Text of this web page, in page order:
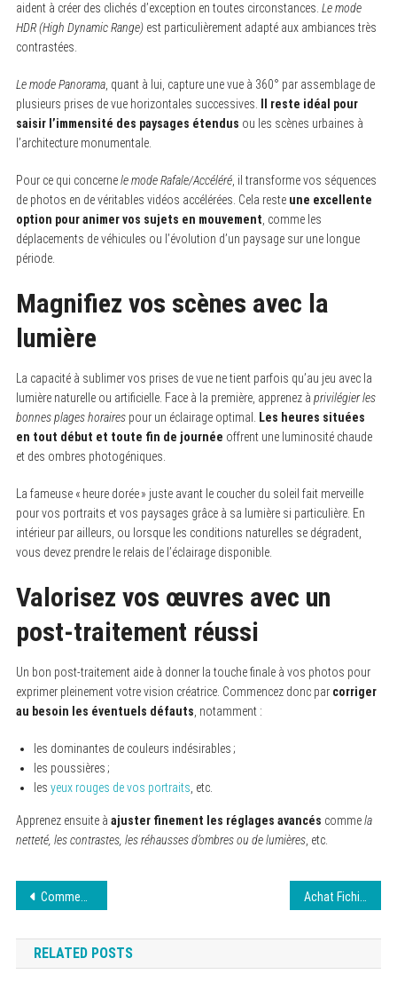
aident à créer des clichés d’exception en toutes circonstances. Le mode
HDR (High Dynamic Range)est particulièrement adapté aux ambiances très
contrastées.
Le mode Panorama, quant à lui, capture une vue à 360° par assemblage de
plusieurs prises de vue horizontales successives.
Il reste idéal pour
saisir l’immensité des paysages étendus ou les scènes urbaines à
l’architecture monumentale.
Pour ce qui concernele mode Rafale/Accéléré, il transforme vos séquences
de photos en de véritables vidéos accélérées. Cela reste une excellente
option pour animer vos sujets en mouvement , comme les
déplacements de véhicules ou l’évolution d’un paysage sur une longue
période.
Magnifiez vos scènes avec la
lumière
La capacité à sublimer vos prises de vue ne tient parfois qu’au jeu avec la
lumière naturelle ou artificielle. Face à la première, apprenez à privilégier les
bonnes plages horairespour un éclairage optimal.
Les heures situées
en tout début et toute fin de journée offrent une luminosité chaude
et des ombres photogéniques.
La fameuse « heure dorée » juste avant le coucher du soleil fait merveille
pour vos portraits et vos paysages grâce à sa lumière si particulière. En
intérieur par ailleurs, ou lorsque les conditions naturelles se dégradent,
vous devez prendre le relais de l’éclairage disponible.
Valorisez vos œuvres avec un
post-traitement réussi
Un bon post-traitement aide à donner la touche finale à vos photos pour
exprimer pleinement votre vision créatrice. Commencez donc par corriger
au besoin les éventuels défauts , notamment :
les dominantes de couleurs indésirables ;
les poussières ;
les yeux rouges de vos portraits , etc.
Apprenez ensuite à ajuster finement les réglages avancés commela
netteté, les contrastes, les réhausses d’ombres ou de lumières, etc.
Navigation
de
l’article
Comment choisir la meilleure agence de développement WordPress pour votre projet
RELATED POSTS